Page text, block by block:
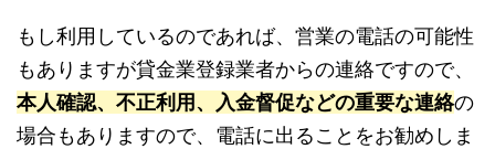
もし利用しているのであれば、営業の電話の可能性
もありますが貸金業登録業者からの連絡ですので、
本人確認、不正利用、入金督促などの重要な連絡の
場合もありますので、電話に出ることをお勧めしま